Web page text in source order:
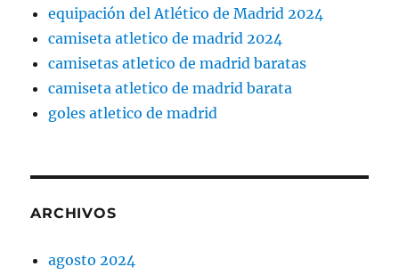
equipación del Atlético de Madrid 2024
camiseta atletico de madrid 2024
camisetas atletico de madrid baratas
camiseta atletico de madrid barata
goles atletico de madrid
ARCHIVOS
agosto 2024